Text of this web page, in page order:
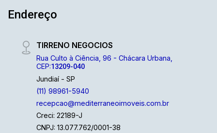
Imóveis é especializada e recebe treinamento
exclusivo para melhor te atender. Ligue e solicite
Endereço
TIRRENO NEGOCIOS
Rua Culto à Ciência, 96 - Chácara Urbana,
CEP:13209-040
Jundiaí - SP
(11) 98961-5940
recepcao@mediterraneoimoveis.com.br
Creci: 22189-J
CNPJ: 13.077.762/0001-38